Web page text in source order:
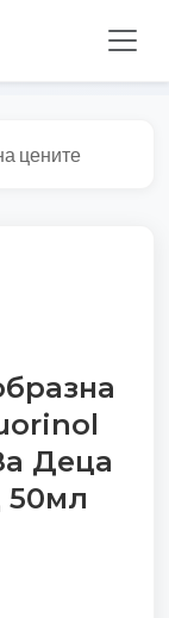
цените
Деца
50мл